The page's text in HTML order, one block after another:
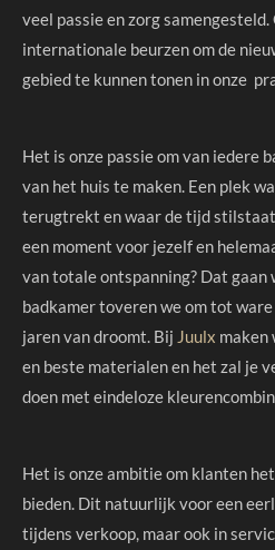
veel passie en zorg
internationale beurzen om de
gebied te kunnen tonen in onze
Het is onze passie om van iedere
van het huis te maken. Een plek
terugtrekt en waar de tijd
een moment voor jezelf en
van totale ontspanning? Dat gaan
badkamer toveren we om tot
jaren van droomt. Bij Juulx maken
en beste materialen en het zal je
doen met eindeloze
Het is onze ambitie om klanten
bieden. Dit natuurlijk voor een
tijdens verkoop, maar ook in